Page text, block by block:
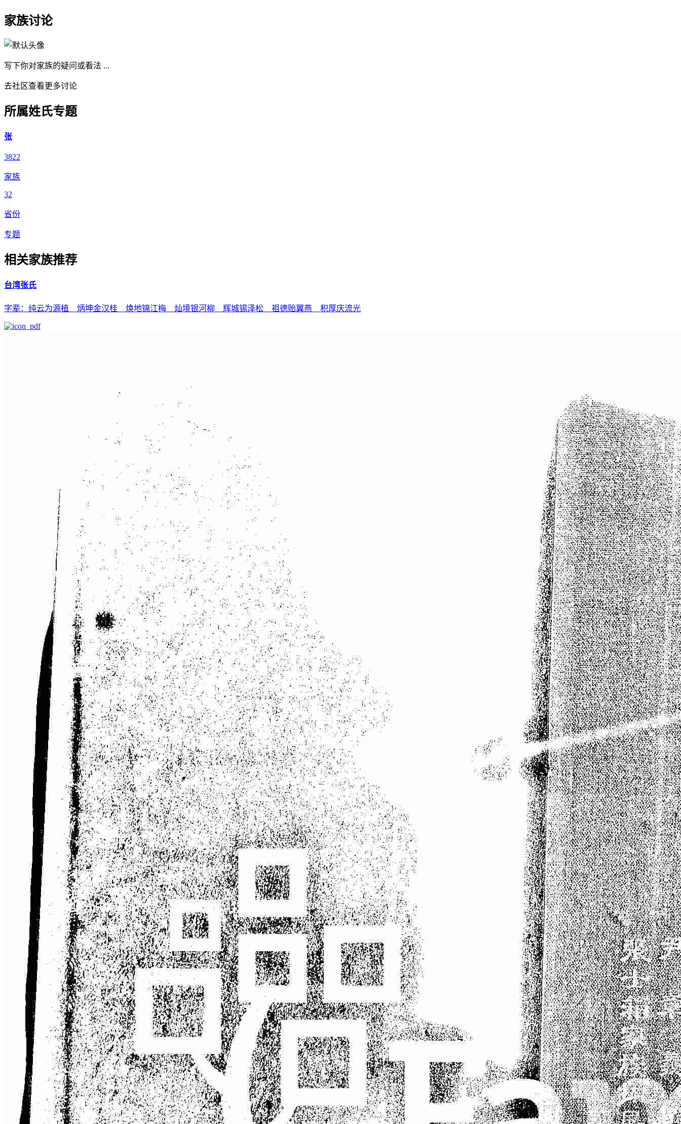
家族讨论
写下你对家族的疑问或看法 ...
去社区查看更多讨论
所属姓氏专题
张
3822
家族
32
省份
专题
相关家族推荐
台湾张氏
字辈：纯云为源植 炳坤金汉桂 焕地锦江梅 灿境银河柳 辉城锡泽松 祖德贻翼燕 积厚庆流光